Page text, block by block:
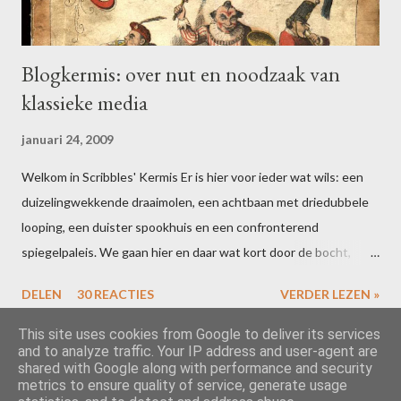
n
Blogkermis: over nut en noodzaak van
klassieke media
januari 24, 2009
Welkom in Scribbles' Kermis Er is hier voor ieder wat wils: een
duizelingwekkende draaimolen, een achtbaan met driedubbele
looping, een duister spookhuis en een confronterend
spiegelpaleis. We gaan hier en daar wat kort door de bocht,
voor 16 februari een blogpost over uw ervaringen in één of meer
van de attracties. Vergeet niet te linken naar deze post, dan zal
ik uw ideeën toevoegen aan de slotcarousel. Alle riemen vast?
Dan gaan we los! Het is inmiddels wetenschappelijk bewezen …
DELEN 30 REACTIES VERDER LEZEN »
Mogelijk gemaakt door Blogger
This site uses cookies from Google to deliver its services
and to analyze traffic. Your IP address and user-agent are
shared with Google along with performance and security
metrics to ensure quality of service, generate usage